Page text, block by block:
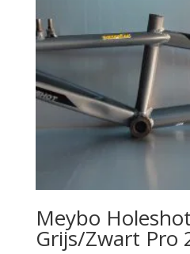
Meybo
Grijs/Zwart Pro